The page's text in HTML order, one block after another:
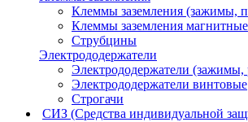
Клеммы заземления (зажимы,
Клеммы заземления магнитные
Струбцины
Электрододержатели
Электрододержатели
Электрододержатели винтовые
Строгачи
СИЗ (Средства индивидуальной